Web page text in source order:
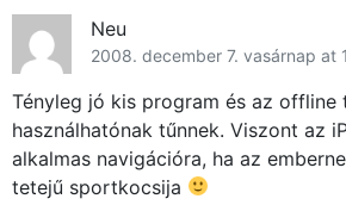
Neu
2008. december 7. vasárnap at
Tényleg jó kis program és az offline
használhatónak tűnnek. Viszont az
alkalmas navigációra, ha az
tetejű sportkocsija